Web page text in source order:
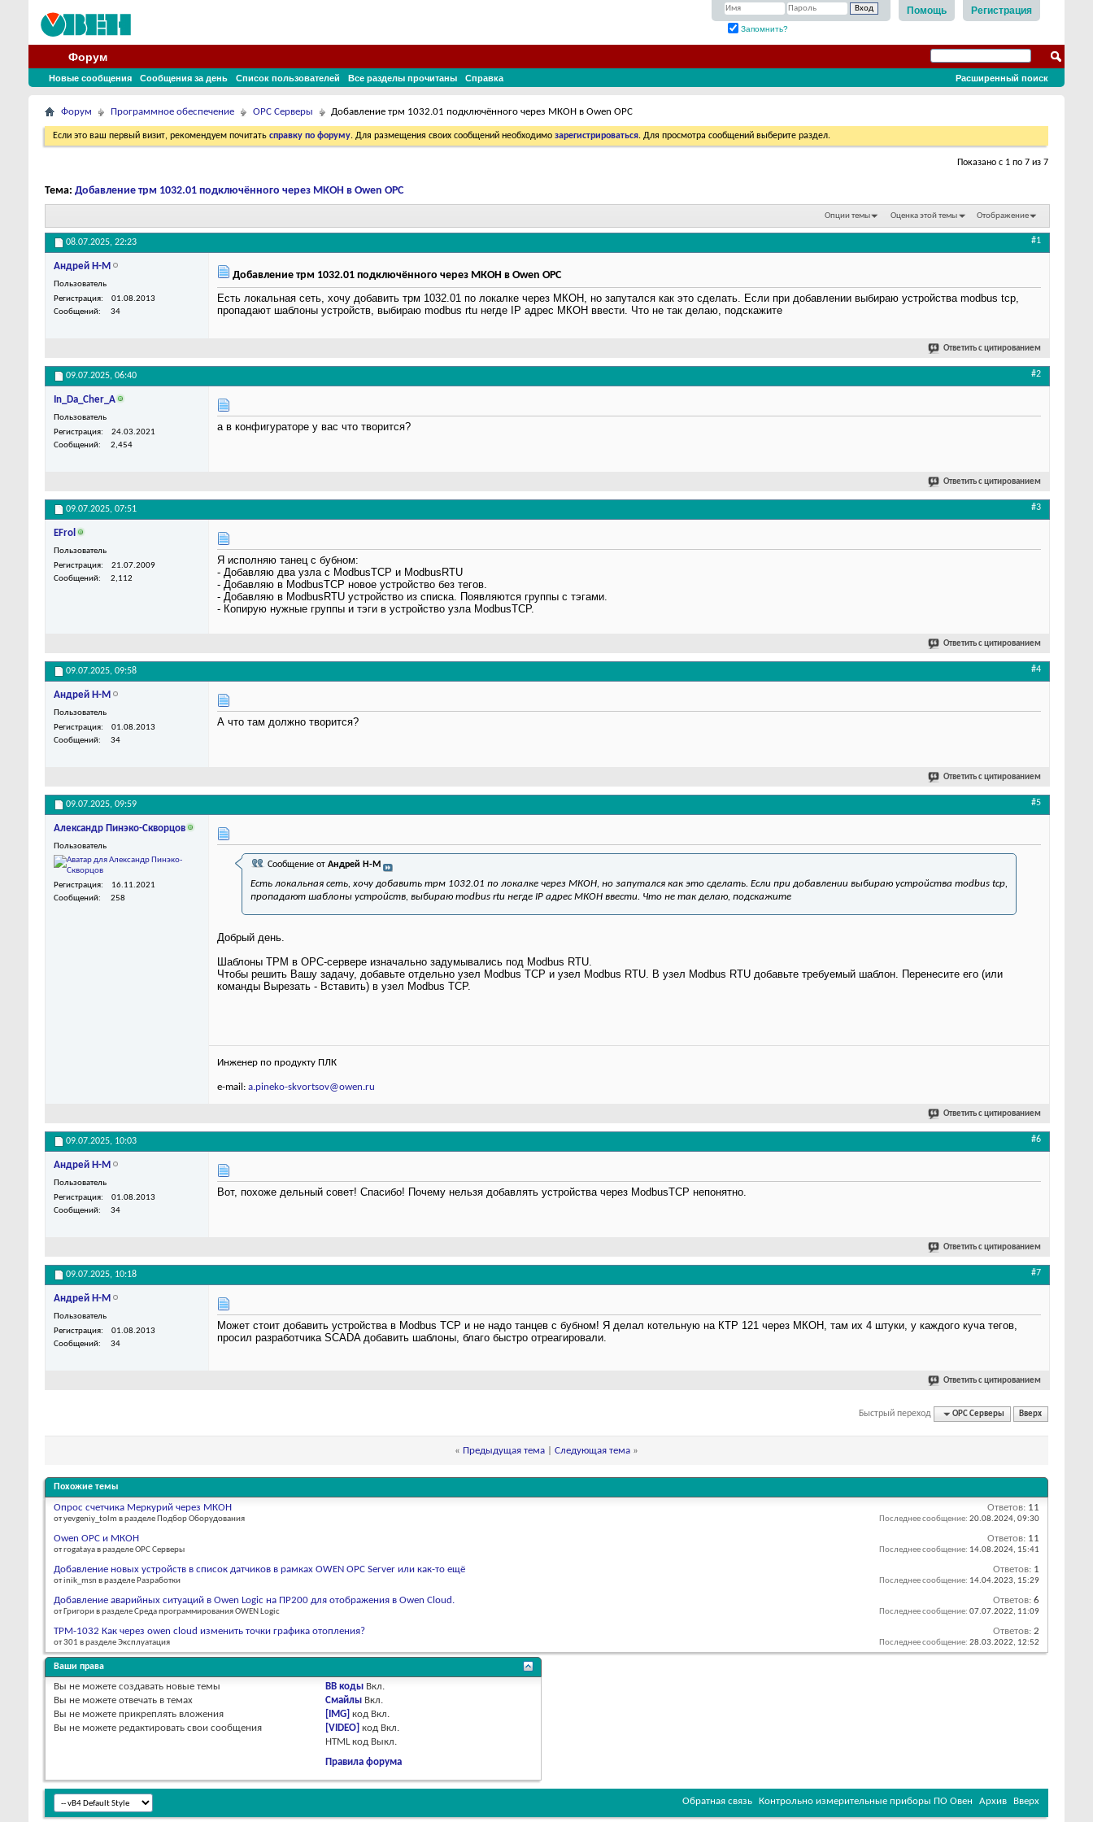
Регистрация
Помощь
Запомнить?
Форум
Новые сообщения Сообщения за день Список пользователей Все разделы прочитаны Справка Расширенный поиск
Форум Программное обеспечение OPC Серверы Добавление трм 1032.01 подключённого через МКОН в Owen OPC
Если это ваш первый визит, рекомендуем почитать справку по форуму. Для размещения своих сообщений необходимо зарегистрироваться. Для просмотра сообщений выберите раздел.
Показано с 1 по 7 из 7
Тема: Добавление трм 1032.01 подключённого через МКОН в Owen OPC
Опции темы Оценка этой темы Отображение
08.07.2025, 22:23 #1
Андрей Н-М
Пользователь
Регистрация
01.08.2013
Сообщений
34
Добавление трм 1032.01 подключённого через МКОН в Owen OPC
Есть локальная сеть, хочу добавить трм 1032.01 по локалке через МКОН, но запутался как это сделать. Если при добавлении выбираю устройства modbus tcp,
пропадают шаблоны устройств, выбираю modbus rtu негде IP адрес МКОН ввести. Что не так делаю, подскажите
Ответить с цитированием
09.07.2025, 06:40 #2
In_Da_Cher_A
Пользователь
Регистрация
24.03.2021
Сообщений
2,454
а в конфигураторе у вас что творится?
Ответить с цитированием
09.07.2025, 07:51 #3
EFrol
Пользователь
Регистрация
21.07.2009
Сообщений
2,112
Я исполняю танец с бубном:
- Добавляю два узла c ModbusTCP и ModbusRTU
- Добавляю в ModbusTCP новое устройство без тегов.
- Добавляю в ModbusRTU устройство из списка. Появляются группы с тэгами.
- Копирую нужные группы и тэги в устройство узла ModbusTCP.
Ответить с цитированием
09.07.2025, 09:58 #4
Андрей Н-М
Пользователь
Регистрация
01.08.2013
Сообщений
34
А что там должно творится?
Ответить с цитированием
09.07.2025, 09:59 #5
Александр Пинэко-Скворцов
Пользователь
Регистрация
16.11.2021
Сообщений
258
Сообщение от Андрей Н-М
Есть локальная сеть, хочу добавить трм 1032.01 по локалке через МКОН, но запутался как это сделать. Если при добавлении выбираю устройства modbus tcp,
пропадают шаблоны устройств, выбираю modbus rtu негде IP адрес МКОН ввести. Что не так делаю, подскажите
Добрый день.
Шаблоны ТРМ в OPC-сервере изначально задумывались под Modbus RTU.
Чтобы решить Вашу задачу, добавьте отдельно узел Modbus TCP и узел Modbus RTU. В узел Modbus RTU добавьте требуемый шаблон. Перенесите его (или
команды Вырезать - Вставить) в узел Modbus TCP.
Инженер по продукту ПЛК
e-mail: a.pineko-skvortsov@owen.ru
Ответить с цитированием
09.07.2025, 10:03 #6
Андрей Н-М
Пользователь
Регистрация
01.08.2013
Сообщений
34
Вот, похоже дельный совет! Спасибо! Почему нельзя добавлять устройства через ModbusTCP непонятно.
Ответить с цитированием
09.07.2025, 10:18 #7
Андрей Н-М
Пользователь
Регистрация
01.08.2013
Сообщений
34
Может стоит добавить устройства в Modbus TCP и не надо танцев с бубном! Я делал котельную на КТР 121 через МКОН, там их 4 штуки, у каждого куча тегов,
просил разработчика SCADA добавить шаблоны, благо быстро отреагировали.
Ответить с цитированием
Быстрый переход OPC Серверы Вверх
« Предыдущая тема Следующая тема »
Похожие темы
Опрос счетчика Меркурий через МКОН
от yevgeniy_tolm в разделе Подбор Оборудования
Ответов: 11
Последнее сообщение: 20.08.2024, 09:30
Owen OPC и МКОН
от rogataya в разделе OPC Серверы
Ответов: 11
Последнее сообщение: 14.08.2024, 15:41
Добавление новых устройств в список датчиков в рамках OWEN OPC Server или как-то ещё
от inik_msn в разделе Разработки
Ответов: 1
Последнее сообщение: 14.04.2023, 15:29
Добавление аварийных ситуаций в Owen Logic на ПР200 для отображения в Owen Cloud.
от Григори в разделе Среда программирования OWEN Logic
Ответов: 6
Последнее сообщение: 07.07.2022, 11:09
ТРМ-1032 Как через owen cloud изменить точки графика отопления?
от 301 в разделе Эксплуатация
Ответов: 2
Последнее сообщение: 28.03.2022, 12:52
Ваши права
Вы не можете создавать новые темы
Вы не можете отвечать в темах
Вы не можете прикреплять вложения
Вы не можете редактировать свои сообщения
BB коды Вкл.
Смайлы Вкл.
[IMG] код Вкл.
[VIDEO] код Вкл.
HTML код Выкл.
Правила форума
Обратная связь Контрольно измерительные приборы ПО Овен Архив Вверх